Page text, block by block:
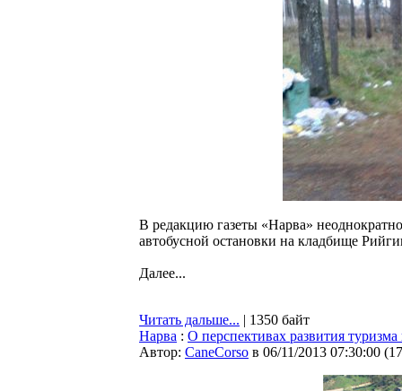
В редакцию газеты «Нарва»
автобусной остановки на кладбище
Далее...
Читать дальше... | 1350 байт
Нарва : О перспективах развития
Автор: CaneCorso в 06/11/2013 07:30:00 (